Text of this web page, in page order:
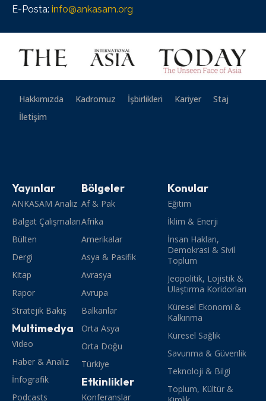
E-Posta: info@ankasam.org
Hakkımızda Kadromuz İşbirlikleri Kariyer
Staj
İletişim
Yayınlar
ANKASAM Analiz
Balgat Çalışmaları
Bülten
Dergi
Kitap
Rapor
Stratejik Bakış
Multimedya
Video
Haber & Analiz
İnfografik
Podcasts
Bölgeler
Af & Pak
Afrika
Amerikalar
Asya & Pasifik
Avrasya
Avrupa
Balkanlar
Orta Asya
Orta Doğu
Türkiye
Etkinlikler
Konferanslar
Konular
Eğitim
İklim & Enerji
İnsan Hakları,
Demokrasi & Sivil
Toplum
Jeopolitik, Lojistik &
Ulaştırma Koridorları
Küresel Ekonomi &
Kalkınma
Küresel Sağlık
Savunma & Güvenlik
Teknoloji & Bilgi
Toplum, Kültür &